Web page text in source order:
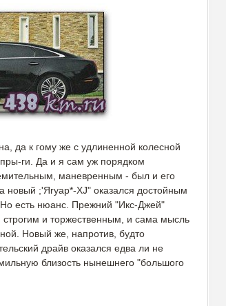
да к гому же с удлиненной колесной
ги. Да и я сам уж порядком
маневренным - был и его
новый ;'Яryap*-XJ" оказался достойным
есть нюанс. Прежний "Икс-Джей"
строгим и торжественным, и сама мысль
Новый же, напротив, будто
драйв оказался едва ли не
близость нынешнего "большого